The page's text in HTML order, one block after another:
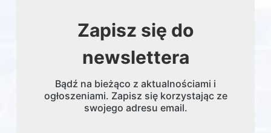
Zapisz się do
newslettera
Bądź na bieżąco z aktualnościami i
ogłoszeniami. Zapisz się korzystając ze
swojego adresu email.